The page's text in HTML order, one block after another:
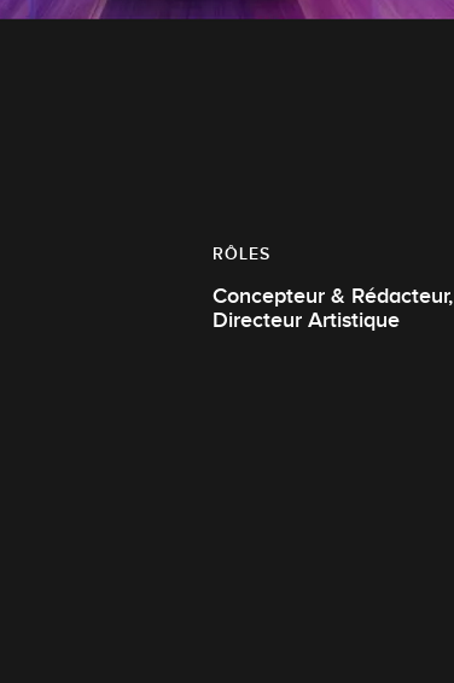
RÔLES
Concepteur & Rédacteur,
Directeur Artistique